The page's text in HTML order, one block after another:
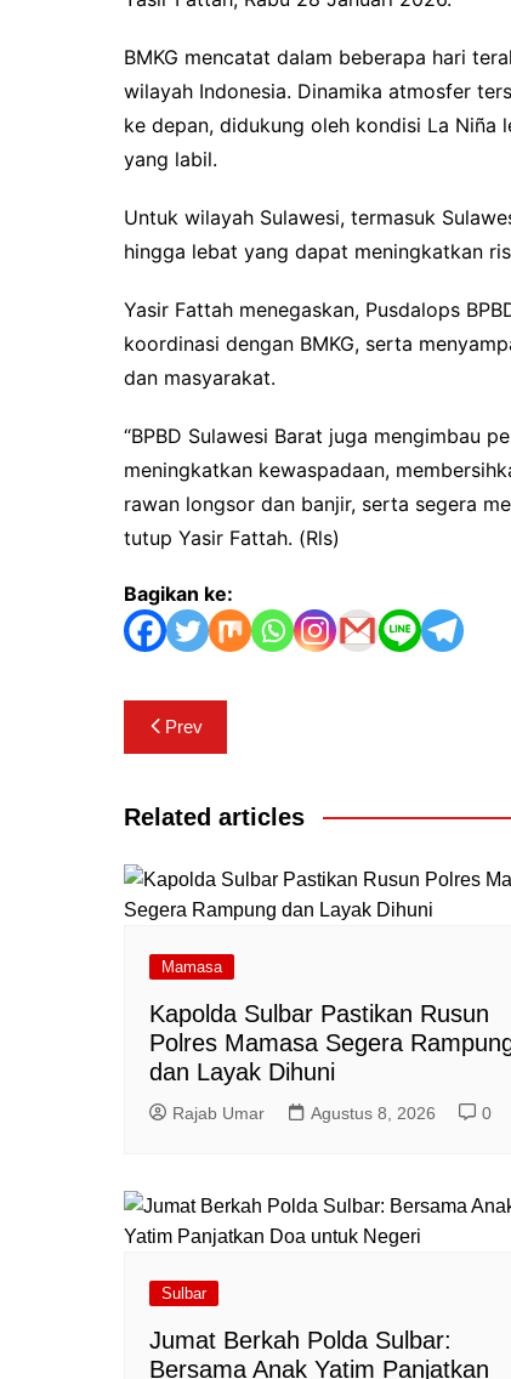
BMKG mencatat dalam beberapa hari
wilayah Indonesia. Dinamika atmosfer
ke depan, didukung oleh kondisi La
yang labil.
Untuk wilayah Sulawesi, termasuk
hingga lebat yang dapat meningkatkan
Yasir Fattah menegaskan, Pusdalops
koordinasi dengan BMKG, serta
dan masyarakat.
“BPBD Sulawesi Barat juga mengimbau
meningkatkan kewaspadaan,
rawan longsor dan banjir, serta segera
tutup Yasir Fattah. (Rls)
Bagikan ke:
Navigasi
pos
Prev
Related articles
Mamasa
Kapolda Sulbar Pastikan Rusun
Polres Mamasa Segera
dan Layak Dihuni
Rajab Umar Agustus 8, 2026 0
Sulbar
Jumat Berkah Polda Sulbar:
Bersama Anak Yatim Panjatkan